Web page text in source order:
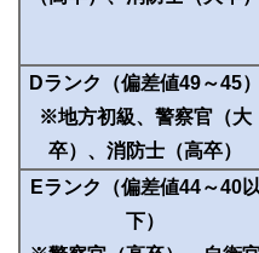
Dランク（偏差値49～45）
※地方初級、警察官（大
卒）、消防士（高卒）
Eランク（偏差値44～40以
下）